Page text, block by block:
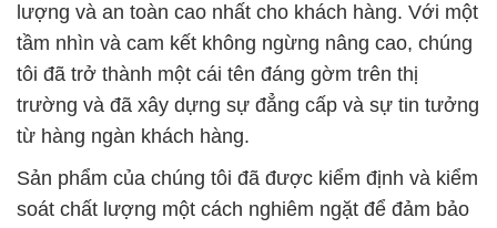
lượng và an toàn cao nhất cho khách hàng. Với một
tầm nhìn và cam kết không ngừng nâng cao, chúng
tôi đã trở thành một cái tên đáng gờm trên thị
trường và đã xây dựng sự đẳng cấp và sự tin tưởng
từ hàng ngàn khách hàng.
Sản phẩm của chúng tôi đã được kiểm định và kiểm
soát chất lượng một cách nghiêm ngặt để đảm bảo